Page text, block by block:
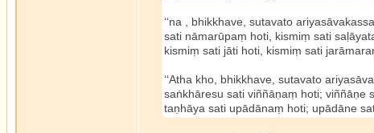
‘‘na , bhikkhave, sutavato
sati nāmarūpaṃ hoti, kismiṃ sati
kismiṃ sati jāti hoti, kismiṃ sati
‘‘Atha kho, bhikkhave, sutavato
saṅkhāresu sati viññāṇaṃ hoti; viññāṇe
taṇhāya sati upādānaṃ hoti; upādāne